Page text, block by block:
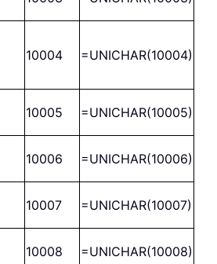
10004 =UNICHAR(10004)
10005 =UNICHAR(10005)
10006 =UNICHAR(10006)
10007 =UNICHAR(10007)
10008 =UNICHAR(10008)